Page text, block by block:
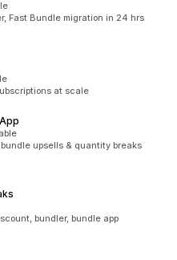
Fast Bundle migration in 24 hrs
at scale
upsells & quantity breaks
bundler, bundle app